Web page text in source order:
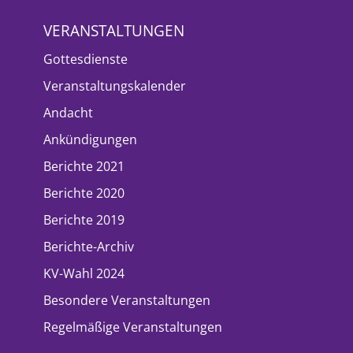
VERANSTALTUNGEN
Gottesdienste
Veranstaltungskalender
Andacht
Ankündigungen
Berichte 2021
Berichte 2020
Berichte 2019
Berichte-Archiv
KV-Wahl 2024
Besondere Veranstaltungen
Regelmäßige Veranstaltungen